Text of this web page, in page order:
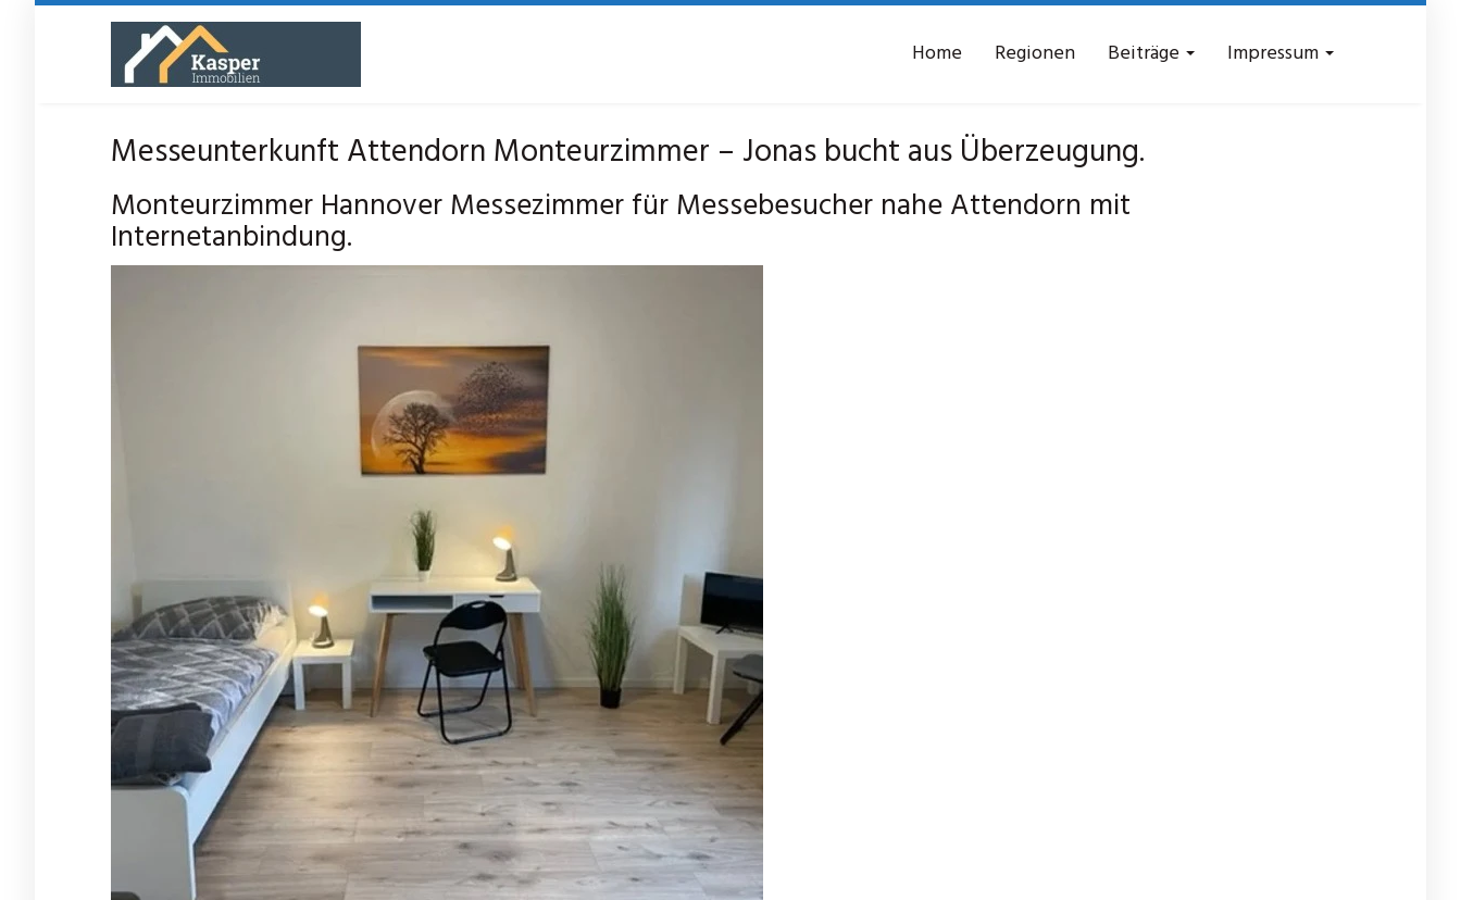
Home Regionen Beiträge Impressum
Messeunterkunft Attendorn Monteurzimmer – Jonas bucht aus Überzeugung.
Monteurzimmer Hannover Messezimmer für Messebesucher nahe Attendorn mit
Internetanbindung.